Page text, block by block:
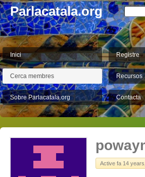
Parlacatala.org
Inici Registre
Cerca membres Recursos
Sobre Parlacatala.org Contacta
Active fa 14